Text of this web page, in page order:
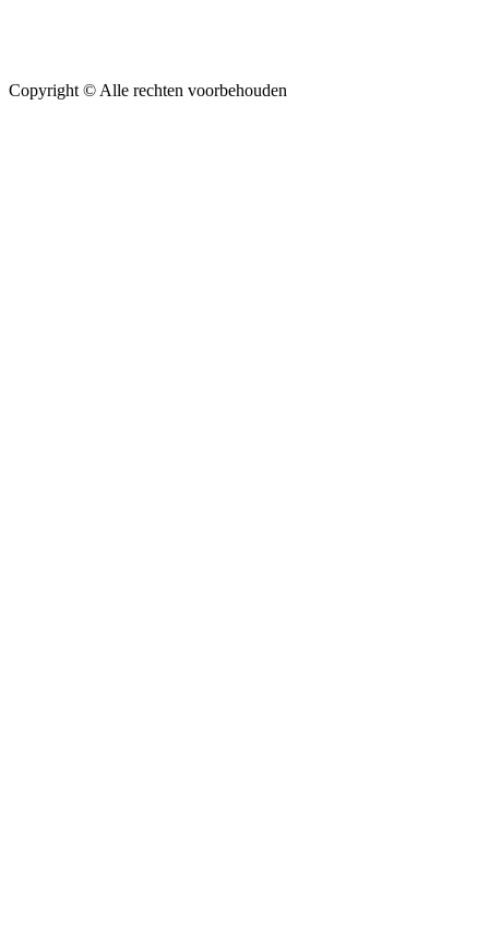
Copyright © Alle rechten voorbehouden